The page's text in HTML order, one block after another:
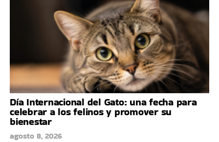
Día Internacional del Gato: una fecha para
celebrar a los felinos y promover su
bienestar
agosto 8, 2026